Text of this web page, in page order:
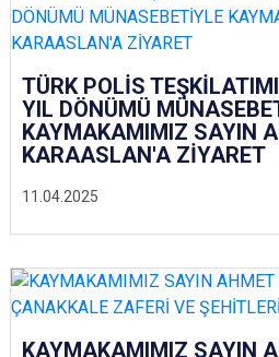
11.04.2025
TÜRK POLİS
YIL DÖNÜMÜ
KAYMAKAMIMIZ SAYIN
KARAASLAN'A ZİYARET
KAYMAKAMIMIZ SAYIN